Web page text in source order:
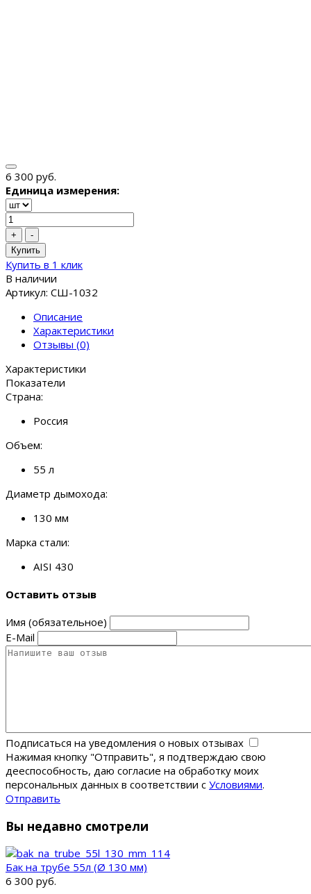
6 300 руб.
Единица измерения:
+
-
Купить
Купить в 1 клик
В наличии
Артикул: СШ-1032
Описание
Характеристики
Отзывы (0)
Характеристики
Показатели
Страна:
Россия
Объем:
55 л
Диаметр дымохода:
130 мм
Марка стали:
AISI 430
Оставить отзыв
Имя (обязательное)
E-Mail
Подписаться на уведомления о новых отзывах
Нажимая кнопку "Отправить", я подтверждаю свою
дееспособность, даю согласие на обработку моих
персональных данных в соответствии с Условиями.
Отправить
Вы недавно смотрели
Бак на трубе 55л (Ø 130 мм)
6 300 руб.